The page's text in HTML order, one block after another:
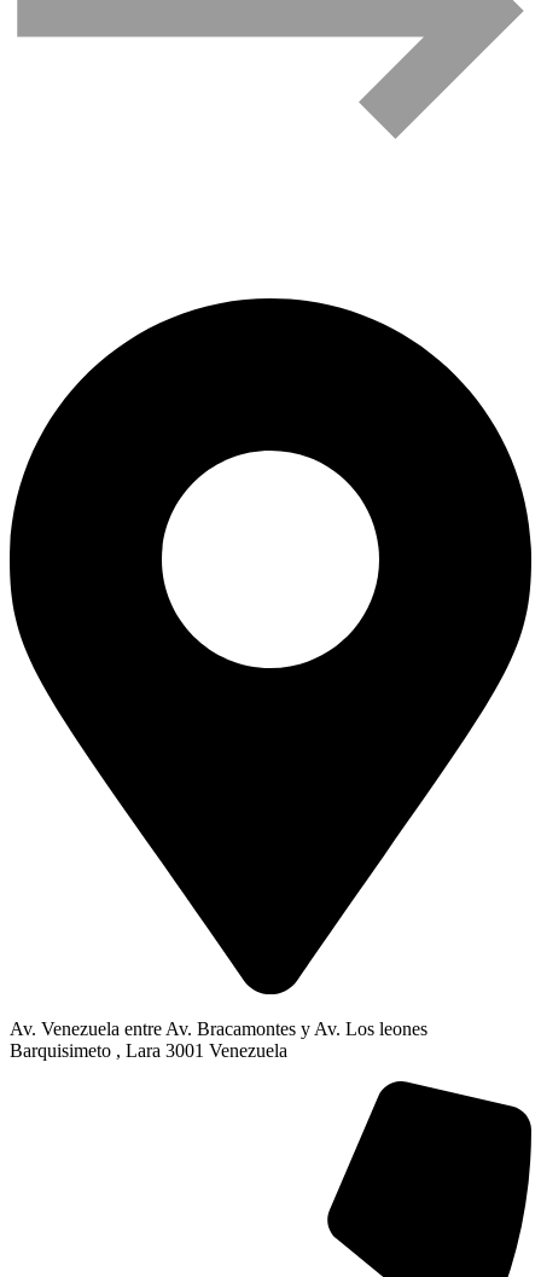
Av. Venezuela entre Av. Bracamontes y Av. Los leones
Barquisimeto , Lara 3001 Venezuela